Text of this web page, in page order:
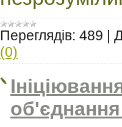
Переглядів: 489 |
(0)